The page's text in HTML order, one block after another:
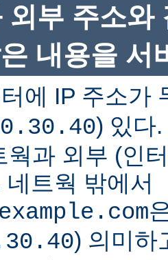
외부 주소와
내용을 서
에 IP 주소가
) 있다
웍과 외부 (인
네트웍 밖에서
) 의미하